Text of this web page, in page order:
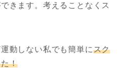
きます。考えることなくス
動しない私でも簡単にスク
！